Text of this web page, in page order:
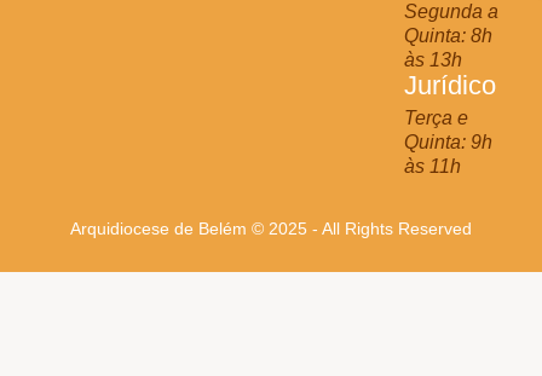
Segunda a
Quinta: 8h
às 13h
Jurídico
Terça e
Quinta: 9h
às 11h
Arquidiocese de Belém © 2025 - All Rights Reserved